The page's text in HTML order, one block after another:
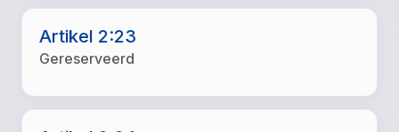
Artikel 2:23
Gereserveerd